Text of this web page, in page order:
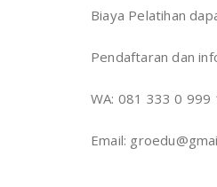
Biaya Pelatihan
Pendaftaran dan
WA: 081 333 0
Email: